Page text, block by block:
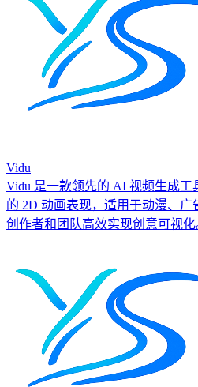
Vidu
Vidu 是一款领先的 AI 视频生成
的 2D 动画表现，适用于动漫、
创作者和团队高效实现创意可视化